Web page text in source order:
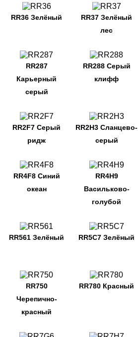
RR36 Зелёный
RR37 Зелёный
лес
RR287
Карьерный
серый
RR288 Серый
клифф
RR2F7 Серый
ридж
RR2H3 Сланцево-
серый
RR4F8 Синий
океан
RR4H9
Васильково-
голубой
RR561 Зелёный RR5C7 Зелёный
RR750
Черепично-
красный
RR780 Красный